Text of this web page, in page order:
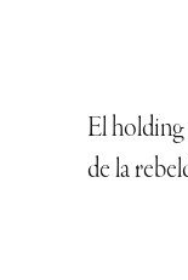
El
de la